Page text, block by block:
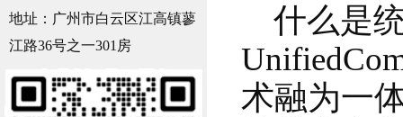
地址：广州市白云区江高镇蓼
江路36号之一301房
什么是
术融为一